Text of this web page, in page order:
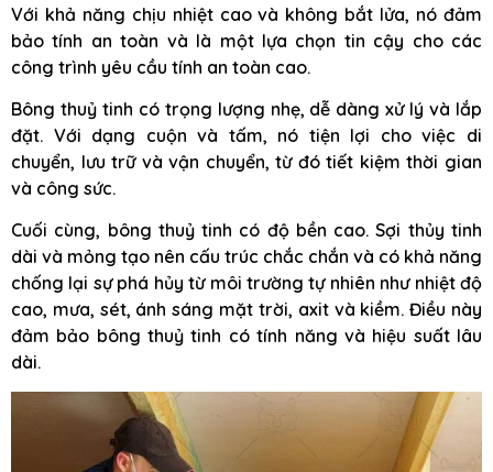
Với khả năng chịu nhiệt cao và không bắt lửa, nó đảm
bảo tính an toàn và là một lựa chọn tin cậy cho các
công trình yêu cầu tính an toàn cao.
Bông thuỷ tinh có trọng lượng nhẹ, dễ dàng xử lý và lắp
đặt. Với dạng cuộn và tấm, nó tiện lợi cho việc di
chuyển, lưu trữ và vận chuyển, từ đó tiết kiệm thời gian
và công sức.
Cuối cùng, bông thuỷ tinh có độ bền cao. Sợi thủy tinh
dài và mỏng tạo nên cấu trúc chắc chắn và có khả năng
chống lại sự phá hủy từ môi trường tự nhiên như nhiệt độ
cao, mưa, sét, ánh sáng mặt trời, axit và kiềm. Điều này
đảm bảo bông thuỷ tinh có tính năng và hiệu suất lâu
dài.